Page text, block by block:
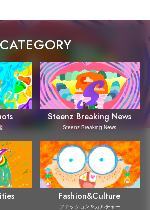
CATEGORY
Steenz Breaking News
Steenz Breaking News
Fashion&Culture
ファッション＆カルチャー